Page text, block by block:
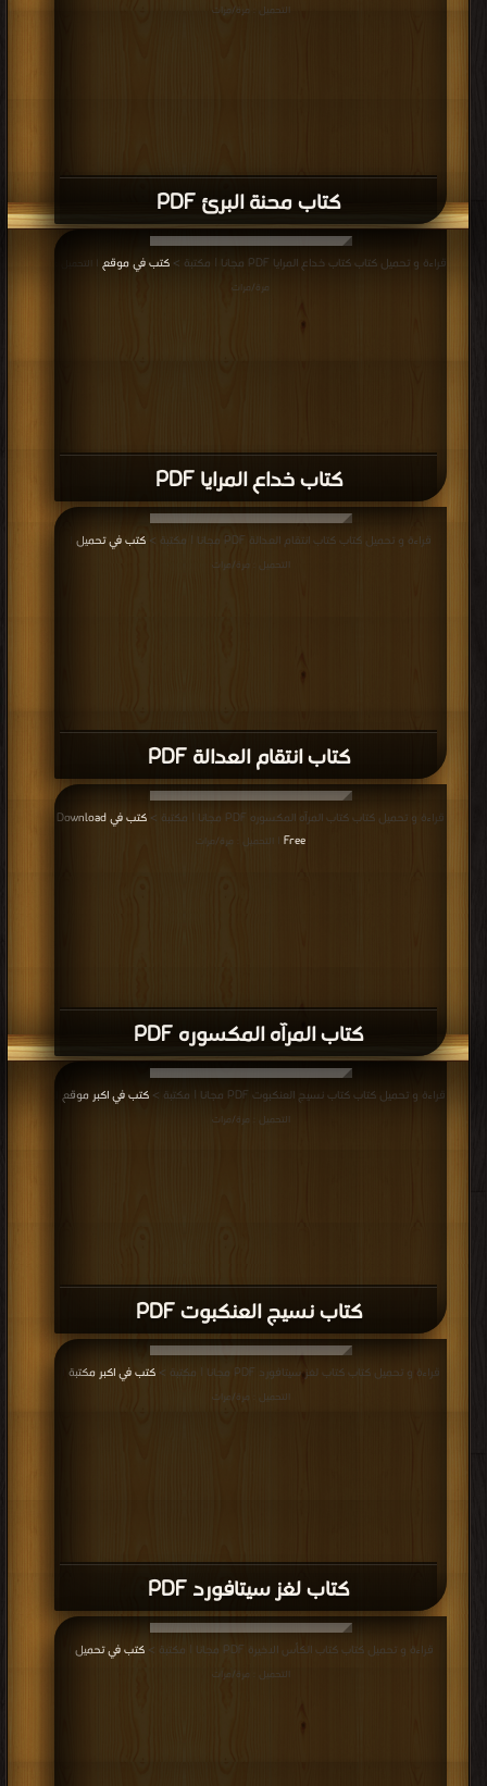
كتاب محنة البرئ PDF
التحميل : مرة/مرات
كتاب خداع المرايا PDF
قراءة و تحميل كتاب كتاب خداع المرايا PDF مجانا | مكتبة > كتب في موقع
| التحميل :
مرة/مرات
كتاب انتقام العدالة PDF
قراءة و تحميل كتاب كتاب انتقام العدالة PDF مجانا | مكتبة > كتب في تحميل
التحميل : مرة/مرات
كتاب المرآه المكسوره PDF
قراءة و تحميل كتاب كتاب المرآه المكسوره PDF مجانا | مكتبة >
كتب في Download
Free
| التحميل : مرة/مرات
كتاب نسيج العنكبوت PDF
قراءة و تحميل كتاب كتاب نسيج العنكبوت PDF مجانا | مكتبة > كتب في اكبر موقع
التحميل : مرة/مرات
كتاب لغز سيتافورد PDF
قراءة و تحميل كتاب كتاب لغز سيتافورد PDF مجانا | مكتبة > كتب في اكبر مكتبة
التحميل : مرة/مرات
قراءة و تحميل كتاب كتاب الكأس الاخيرة PDF مجانا | مكتبة > كتب في تحميل
التحميل : مرة/مرات